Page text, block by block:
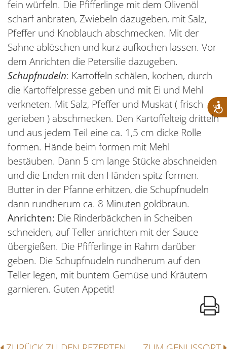
fein würfeln. Die Pfifferlinge mit dem Olivenöl
scharf anbraten, Zwiebeln dazugeben, mit Salz,
Pfeffer und Knoblauch abschmecken. Mit der
Sahne ablöschen und kurz aufkochen lassen. Vor
dem Anrichten die Petersilie dazugeben.
Schupfnudeln: Kartoffeln schälen, kochen, durch
die Kartoffelpresse geben und mit Ei und Mehl
verkneten. Mit Salz, Pfeffer und Muskat ( frisch
gerieben ) abschmecken. Den Kartoffelteig dritteln
und aus jedem Teil eine ca. 1,5 cm dicke Rolle
formen. Hände beim formen mit Mehl
bestäuben. Dann 5 cm lange Stücke abschneiden
und die Enden mit den Händen spitz formen.
Butter in der Pfanne erhitzen, die Schupfnudeln
dann rundherum ca. 8 Minuten goldbraun.
Anrichten: Die Rinderbäckchen in Scheiben
schneiden, auf Teller anrichten mit der Sauce
übergießen. Die Pfifferlinge in Rahm darüber
geben. Die Schupfnudeln rundherum auf den
Teller legen, mit buntem Gemüse und Kräutern
garnieren. Guten Appetit!